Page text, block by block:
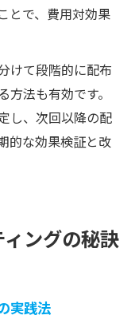
とで、費用対効果
けて段階的に配布
法も有効です。
し、次回以降の配
的な効果検証と改
ングの秘訣
実践法